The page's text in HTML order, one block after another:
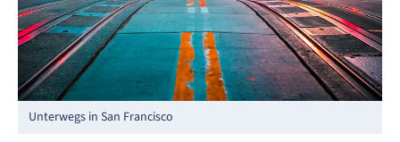
Unterwegs in San Francisco